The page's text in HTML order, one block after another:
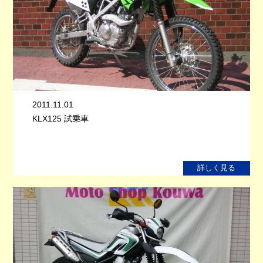
2011.11.01
KLX125 試乗車
詳しく見る